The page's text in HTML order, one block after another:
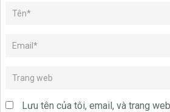
Lưu tên của tôi, email, và trang